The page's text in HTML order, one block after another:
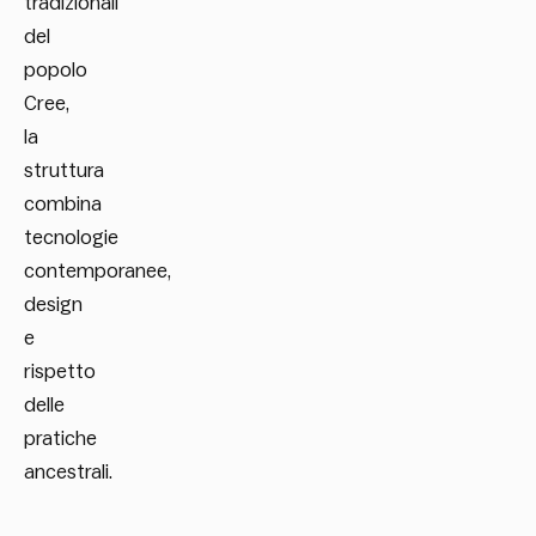
del
popolo
Cree,
la
struttura
combina
tecnologie
contemporanee,
design
e
rispetto
delle
pratiche
ancestrali.